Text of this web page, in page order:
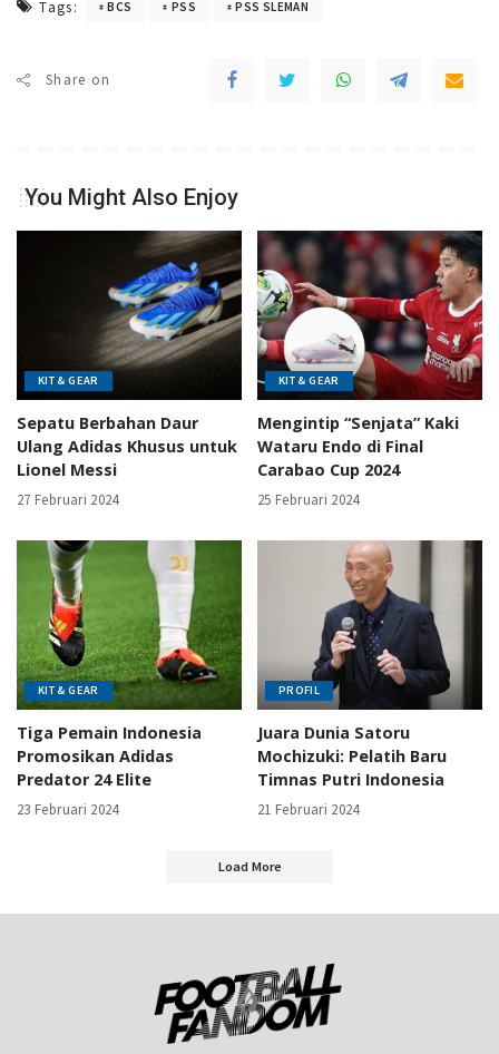
Tags: BCS PSS PSS SLEMAN
Share on
You Might Also Enjoy
KIT & GEAR
Sepatu Berbahan Daur
Ulang Adidas Khusus untuk
Lionel Messi
27 Februari 2024
KIT & GEAR
Mengintip “Senjata” Kaki
Wataru Endo di Final
Carabao Cup 2024
25 Februari 2024
KIT & GEAR
Tiga Pemain Indonesia
Promosikan Adidas
Predator 24 Elite
23 Februari 2024
PROFIL
Juara Dunia Satoru
Mochizuki: Pelatih Baru
Timnas Putri Indonesia
21 Februari 2024
Load More